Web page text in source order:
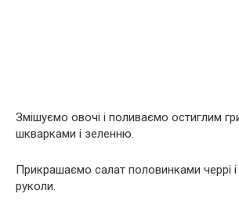
Змішуємо овочі і поливаємо остиглим
шкварками і зеленню.
Прикрашаємо салат половинками черрі
руколи.